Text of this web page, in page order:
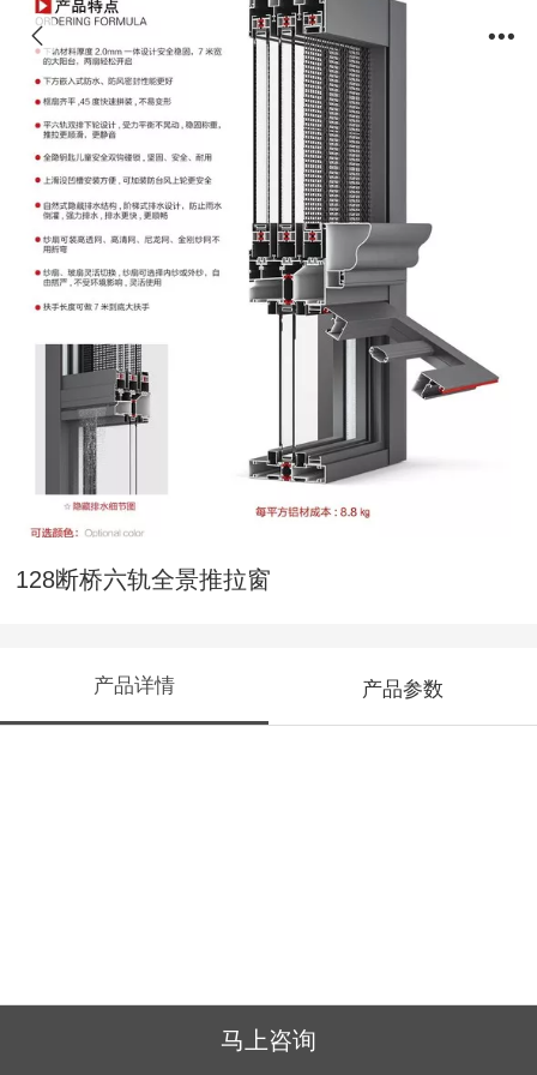
128断桥六轨全景推拉窗
产品详情 产品参数
马上咨询